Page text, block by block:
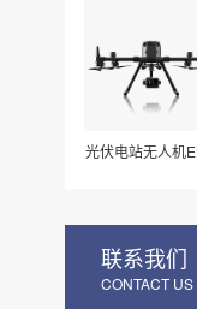
光伏电站无人机
联系我们
CONTACT US